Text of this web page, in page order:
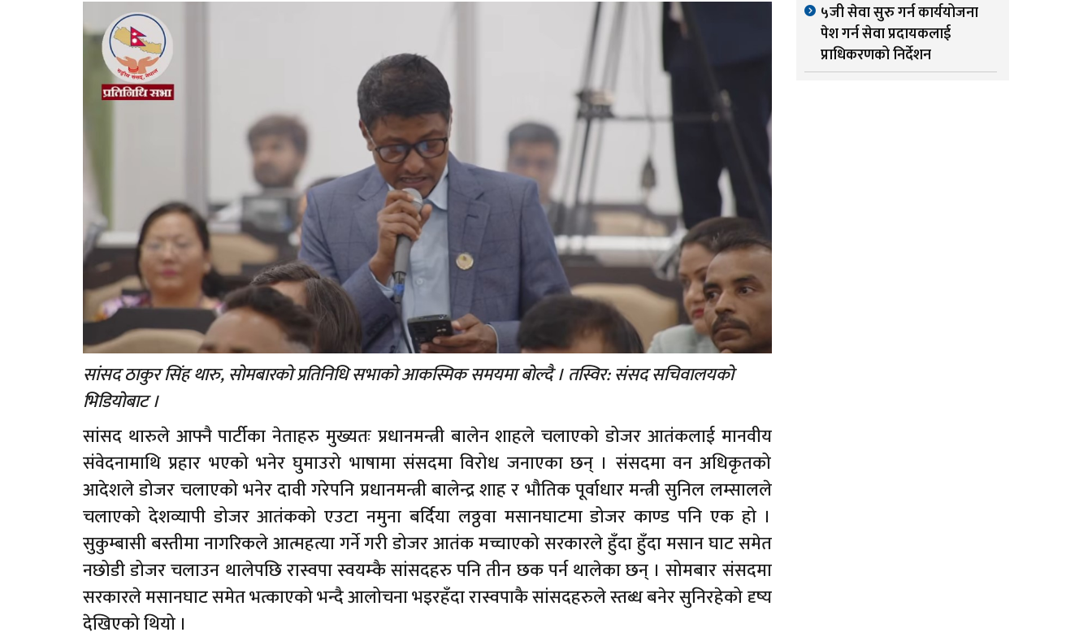
सांसद ठाकुर सिंह थारु, सोमबारको प्रतिनिधि सभाको आकस्मिक समयमा बोल्दै । तस्विर: संसद सचिवालयको
भिडियोबाट ।
सांसद थारुले आफ्नै पार्टीका नेताहरु मुख्यतः प्रधानमन्त्री बालेन शाहले चलाएको डोजर आतंकलाई मानवीय
संवेदनामाथि प्रहार भएको भनेर घुमाउरो भाषामा संसदमा विरोध जनाएका छन् । संसदमा वन अधिकृतको
आदेशले डोजर चलाएको भनेर दावी गरेपनि प्रधानमन्त्री बालेन्द्र शाह र भौतिक पूर्वाधार मन्त्री सुनिल लम्सालले
चलाएको देशव्यापी डोजर आतंकको एउटा नमुना बर्दिया लठ्ठवा मसानघाटमा डोजर काण्ड पनि एक हो ।
सुकुम्बासी बस्तीमा नागरिकले आत्महत्या गर्ने गरी डोजर आतंक मच्चाएको सरकारले हुँदा हुँदा मसान घाट समेत
नछोडी डोजर चलाउन थालेपछि रास्वपा स्वयम्कै सांसदहरु पनि तीन छक पर्न थालेका छन् । सोमबार संसदमा
सरकारले मसानघाट समेत भत्काएको भन्दै आलोचना भइरहँदा रास्वपाकै सांसदहरुले स्तब्ध बनेर सुनिरहेको दृष्य
देखिएको थियो ।
५जी सेवा सुरु गर्न कार्ययोजना
पेश गर्न सेवा प्रदायकलाई
प्राधिकरणको निर्देशन